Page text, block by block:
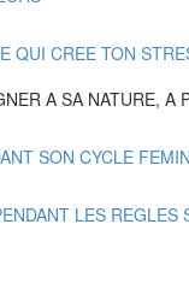
QUI CREE TON
A SA NATURE,
SON CYCLE
LES REGLES